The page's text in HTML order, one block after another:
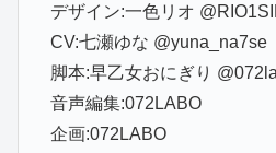
デザイン:一色リオ
CV:七瀬ゆな @yuna_na7se
脚本:早乙女おにぎり
音声編集:072LABO
企画:072LABO